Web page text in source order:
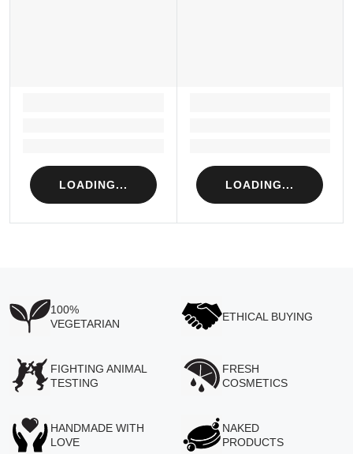
LOADING... LOADING...
100%
VEGETARIAN
ETHICAL BUYING
FIGHTING ANIMAL
TESTING
FRESH
COSMETICS
HANDMADE WITH
LOVE
NAKED
PRODUCTS